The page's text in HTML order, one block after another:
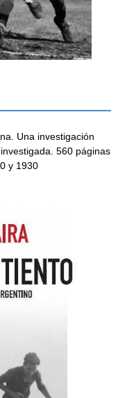
Una investigación
560 páginas
y 1930